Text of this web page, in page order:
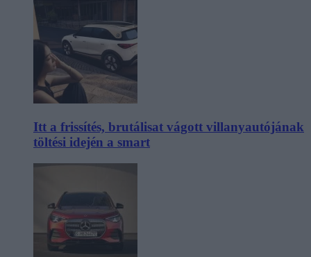
Itt a frissítés, brutálisat vágott villanyautójának
töltési idején a smart